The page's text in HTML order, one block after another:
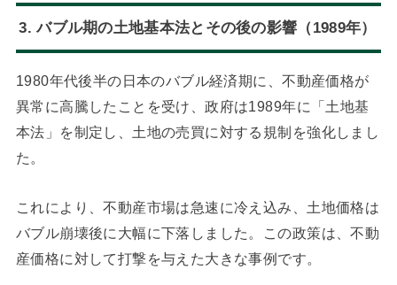
3. バブル期の土地基本法とその後の影響（1989年）
1980年代後半の日本のバブル経済期に、不動産価格が
異常に高騰したことを受け、政府は1989年に「土地基
本法」を制定し、土地の売買に対する規制を強化しまし
た。
これにより、不動産市場は急速に冷え込み、土地価格は
バブル崩壊後に大幅に下落しました。この政策は、不動
産価格に対して打撃を与えた大きな事例です。